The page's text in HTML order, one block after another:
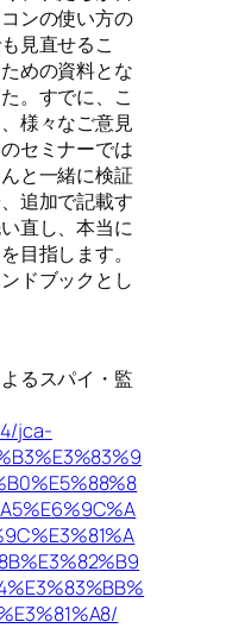
ンの使い方の
見直せるこ
めの資料とな
。すでに、こ
様々なご意見
セミナーでは
と一緒に検証
追加で記載す
直し、本当に
目指します。
ドブックとし
るスパイ・監
jca-